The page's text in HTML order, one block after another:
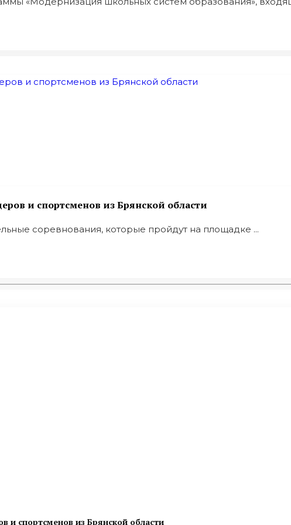
и спортсменов из Брянской области
соревнования, которые пройдут на площадке ...
и спортсменов из Брянской области